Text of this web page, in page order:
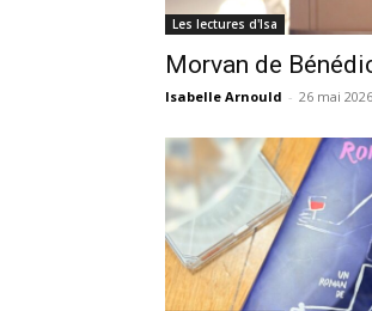
Les lectures d'Isa
Morvan de
Isabelle Arnould - 26 mai 2026